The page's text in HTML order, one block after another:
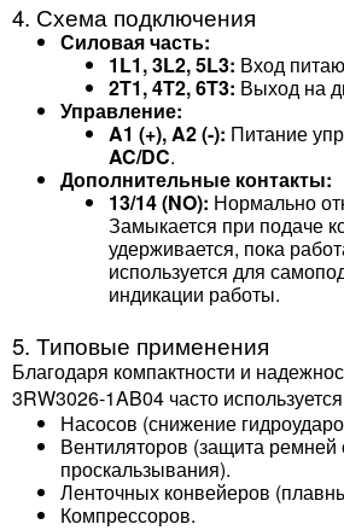
4. Схема подключения
Силовая часть:
1L1, 3L2, 5L3: Вход
2T1, 4T2, 6T3: Выход на
Управление:
A1 (+), A2 (-): Питание
AC/DC.
Дополнительные контакты:
13/14 (NO): Нормально
Замыкается при подаче
удерживается, пока
используется для
индикации работы.
5. Типовые применения
Благодаря компактности и
3RW3026-1AB04 часто
Насосов (снижение
Вентиляторов (защита ремней
проскальзывания).
Ленточных конвейеров
Компрессоров.